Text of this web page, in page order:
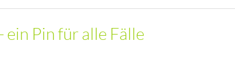
Pin für alle Fälle